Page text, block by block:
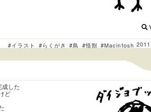
#イラスト #らくがき #鳥 #怪獣 #Macintosh
した
ど